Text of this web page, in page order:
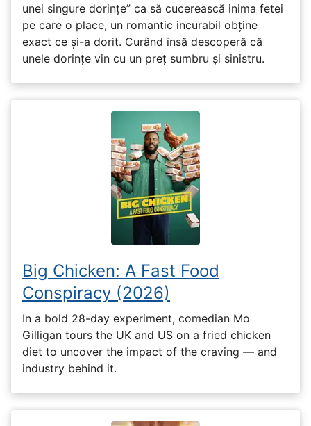
unei singure dorințe” ca să cucerească inima fetei
pe care o place, un romantic incurabil obține
exact ce și-a dorit. Curând însă descoperă că
unele dorințe vin cu un preț sumbru și sinistru.
Big Chicken: A Fast Food
Conspiracy (2026)
In a bold 28-day experiment, comedian Mo
Gilligan tours the UK and US on a fried chicken
diet to uncover the impact of the craving — and
industry behind it.